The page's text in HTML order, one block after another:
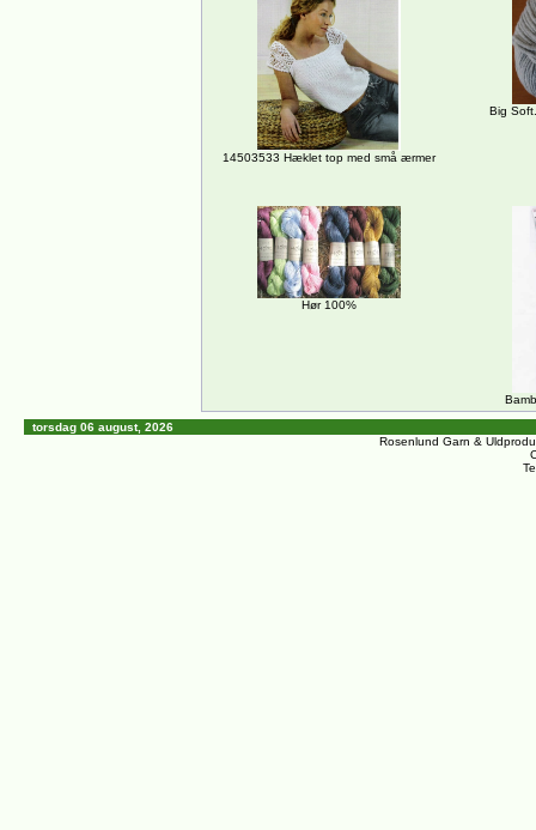
14503533 Hæklet top med små ærmer
Big
Hør 100%
torsdag 06 august, 2026
Rosenlund Garn &